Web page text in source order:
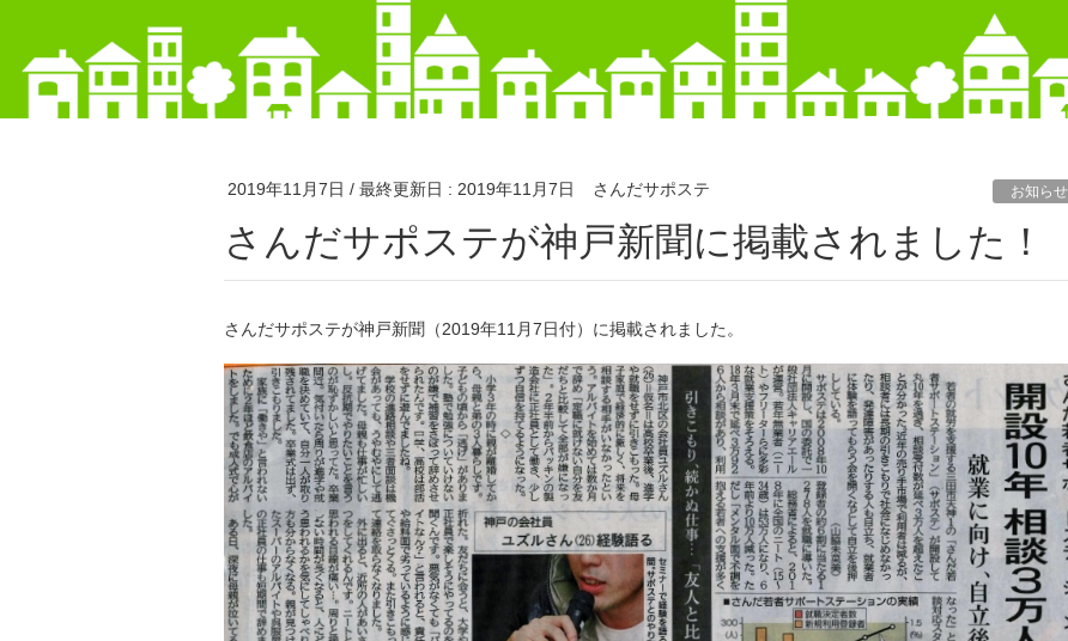
2019年11月7日 / 最終更新日 : 2019年11月7日 さんだサポステ お知らせ
さんだサポステが神戸新聞に掲載されました！
さんだサポステが神戸新聞（2019年11月7日付）に掲載されました。